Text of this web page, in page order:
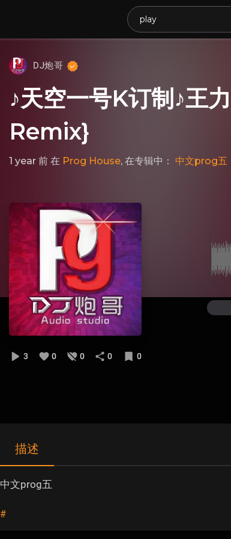
DJ炮哥
♪天空一号K订制♪王
Remix}
1 year 前 在 Prog House, 在专辑中： 中文prog五
3 0 0 0 0
描述
中文prog五
#